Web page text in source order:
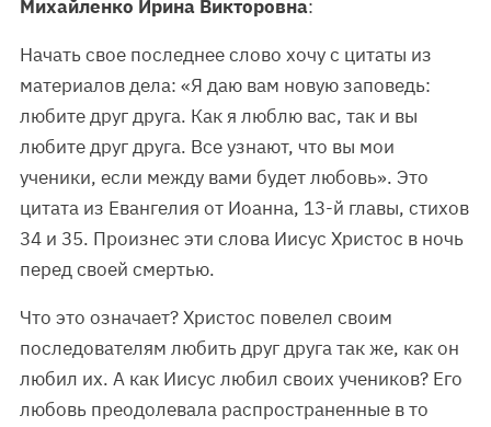
Михайленко Ирина Викторовна:
Начать свое последнее слово хочу с цитаты из
материалов дела: «Я даю вам новую заповедь:
любите друг друга. Как я люблю вас, так и вы
любите друг друга. Все узнают, что вы мои
ученики, если между вами будет любовь». Это
цитата из Евангелия от Иоанна, 13-й главы, стихов
34 и 35. Произнес эти слова Иисус Христос в ночь
перед своей смертью.
Что это означает? Христос повелел своим
последователям любить друг друга так же, как он
любил их. А как Иисус любил своих учеников? Его
любовь преодолевала распространенные в то